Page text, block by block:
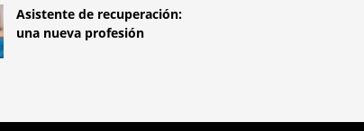
Asistente de recuperación:
una nueva profesión